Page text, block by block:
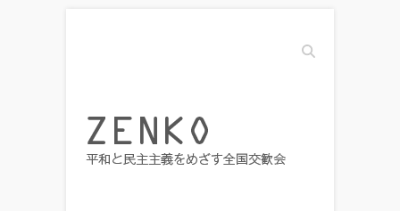
Search